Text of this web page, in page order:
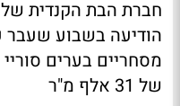
הודיעה בשבוע שעבר
מסחריים בערים
של 31 אלף מ"ר